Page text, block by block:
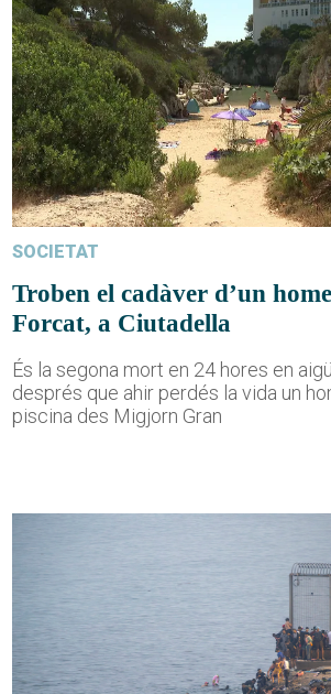
SOCIETAT
Troben el cadàver d’un
Forcat, a Ciutadella
És la segona mort en 24 hores en
després que ahir perdés la vida un
piscina des Migjorn Gran